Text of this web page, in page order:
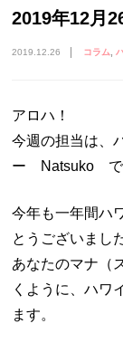
2019年12月
2019.12.26 コラム
アロハ！
今週の担当は、
ー Natsuko で
今年も一年間ハ
とうございまし
あなたのマナ（
くように、ハワ
ます。